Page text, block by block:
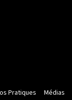
Pratiques Médias